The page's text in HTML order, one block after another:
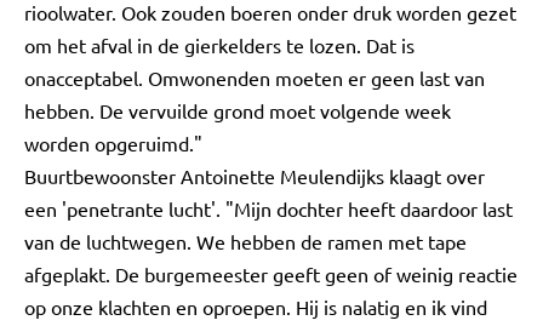
rioolwater. Ook zouden boeren onder druk worden gezet
om het afval in de gierkelders te lozen. Dat is
onacceptabel. Omwonenden moeten er geen last van
hebben. De vervuilde grond moet volgende week
worden opgeruimd."
Buurtbewoonster Antoinette Meulendijks klaagt over
een 'penetrante lucht'. "Mijn dochter heeft daardoor last
van de luchtwegen. We hebben de ramen met tape
afgeplakt. De burgemeester geeft geen of weinig reactie
op onze klachten en oproepen. Hij is nalatig en ik vind